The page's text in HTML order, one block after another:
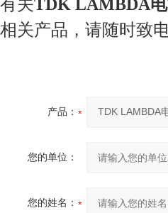
有关TDK LAMBDA电
相关产品，请随时致
产品：
您的单位：
您的姓名：